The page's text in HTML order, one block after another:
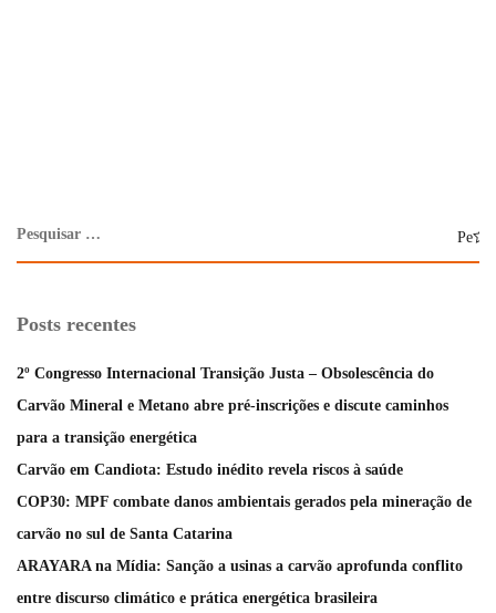
Posts recentes
2º Congresso Internacional Transição Justa – Obsolescência do
Carvão Mineral e Metano abre pré-inscrições e discute caminhos
para a transição energética
Carvão em Candiota: Estudo inédito revela riscos à saúde
COP30: MPF combate danos ambientais gerados pela mineração de
carvão no sul de Santa Catarina
ARAYARA na Mídia: Sanção a usinas a carvão aprofunda conflito
entre discurso climático e prática energética brasileira